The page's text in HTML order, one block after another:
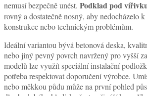
Pořízení vířivky na zahradu je pro mnoho lidí
domácím wellness, místě odpočinku a
každodennímu stresu bez nutnosti opouštět
pouze vybrat vhodný model. Stejně důležité
které ovlivňuje pohodlí při používání,
i celkový vizuální dojem zahrady. Nevhodně
každodenní používání komplikovat, zatímco
umístění promění vířivku v přirozené